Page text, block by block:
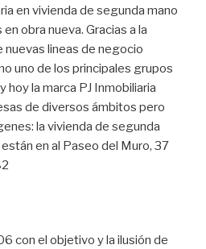
en vivienda de segunda mano
obra nueva. Gracias a la
lineas de negocio
uno de los principales grupos
hoy la marca PJ Inmobiliaria
de diversos ámbitos pero
la vivienda de segunda
en al Paseo del Muro, 37
con el objetivo y la ilusión de